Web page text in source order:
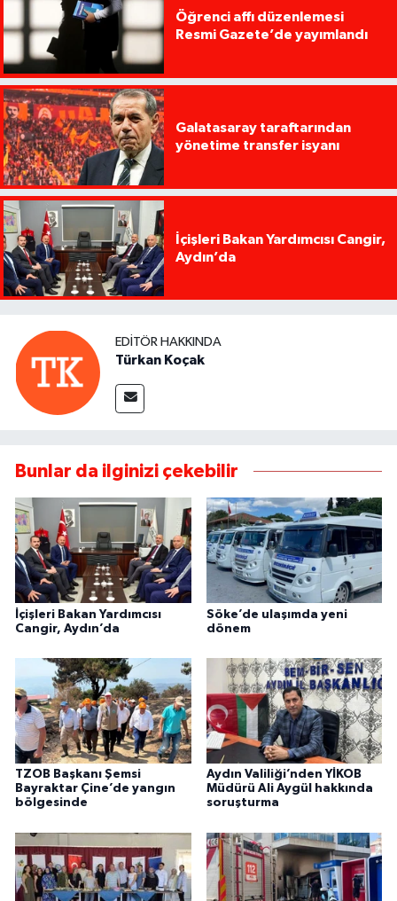
Öğrenci affı düzenlemesi
Resmi Gazete’de yayımlandı
Galatasaray taraftarından
yönetime transfer isyanı
İçişleri Bakan Yardımcısı Cangir,
Aydın’da
EDITÖR HAKKINDA
Türkan Koçak
Bunlar da ilginizi çekebilir
İçişleri Bakan Yardımcısı
Cangir, Aydın’da
Söke’de ulaşımda yeni
dönem
TZOB Başkanı Şemsi
Bayraktar Çine’de yangın
bölgesinde
Aydın Valiliği’nden YİKOB
Müdürü Ali Aygül hakkında
soruşturma